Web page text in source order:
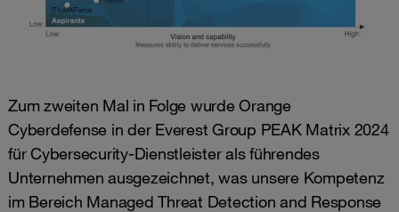
Zum zweiten Mal in Folge wurde Orange
Cyberdefense in der Everest Group PEAK Matrix 2024
für Cybersecurity-Dienstleister als führendes
Unternehmen ausgezeichnet, was unsere Kompetenz
im Bereich Managed Threat Detection and Response